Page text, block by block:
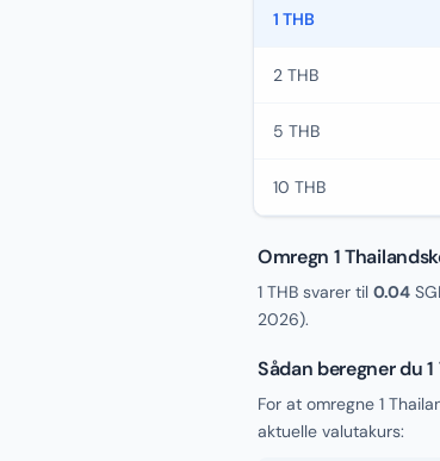
1 THB
2 THB
5 THB
10 THB
Omregn 1
1 THB svarer til 0.04
2026).
Sådan beregner du 1
For at omregne 1
aktuelle valutakurs: